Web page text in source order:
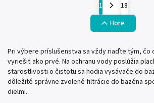
1
18
Hore
Pri výbere príslušenstva sa vždy riaďte tým, čo
vyriešiť ako prvé. Na ochranu vody poslúžia
starostlivosti o čistotu sa hodia vysávače do
dôležité správne zvolené filtrácie do bazéna
dielmi.